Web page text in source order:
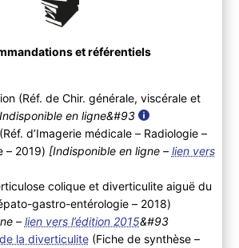
et référentiels
(Réf. de Chir. générale, viscérale et
en ligne&#93
d’Imagerie médicale – Radiologie –
– 2019) [Indisponible en ligne – lien vers
colique et diverticulite aiguë du
gastro-entérologie – 2018)
– lien vers l’édition 2015&#93
la diverticulite(Fiche de synthèse –